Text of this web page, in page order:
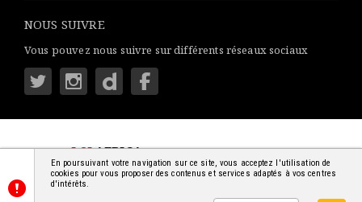
NOUS SUIVRE
Vous pouvez nous suivre sur différents réseaux sociaux
LSIAFRICA: S'INFORMER SIMPLEMENT
© 2018-2026 - TOUS DROITS RÉSERVÉS
En poursuivant votre navigation sur ce site, vous acceptez l'utilisation de
cookies pour vous proposer des contenus et services adaptés à vos centres
d'intérêts.